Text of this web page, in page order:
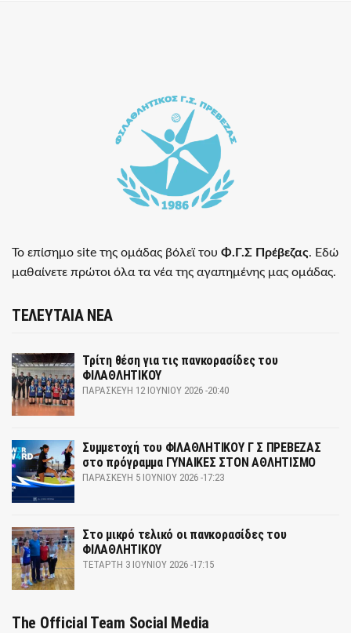
Το επίσημο site της ομάδας βόλεϊ του Φ.Γ.Σ Πρέβεζας. Εδώ
μαθαίνετε πρώτοι όλα τα νέα της αγαπημένης μας ομάδας.
ΤΕΛΕΥΤΑΙΑ ΝΕΑ
Τρίτη θέση για τις πανκορασίδες του
ΦΙΛΑΘΛΗΤΙΚΟΥ
ΠΑΡΑΣΚΕΥΉ 12 ΙΟΥΝΊΟΥ 2026 -20:40
Συμμετοχή του ΦΙΛΑΘΛΗΤΙΚΟΥ Γ Σ ΠΡΕΒΕΖΑΣ
στο πρόγραμμα ΓΥΝΑΙΚΕΣ ΣΤΟΝ ΑΘΛΗΤΙΣΜΟ
ΠΑΡΑΣΚΕΥΉ 5 ΙΟΥΝΊΟΥ 2026 -17:23
Στο μικρό τελικό οι πανκορασίδες του
ΦΙΛΑΘΛΗΤΙΚΟΥ
ΤΕΤΆΡΤΗ 3 ΙΟΥΝΊΟΥ 2026 -17:15
The Official Team Social Media